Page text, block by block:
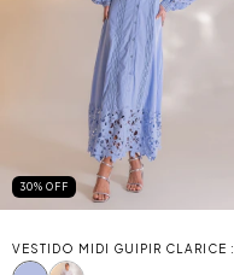
30% OFF
VESTIDO MIDI GUIPIR CLARICE :